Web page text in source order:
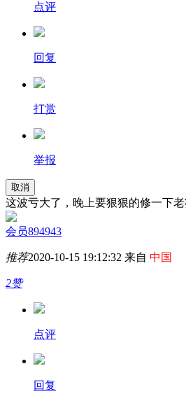
点评
回复
打赏
举报
取消
这波亏大了，晚上要狠狠的修一下
会员894943
推荐2020-10-15 19:12:32 来自 中国
2赞
点评
回复